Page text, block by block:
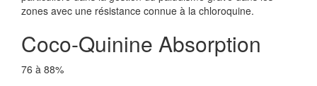
zones avec une résistance connue à la chloroquine.
Coco-Quinine Absorption
76 à 88%